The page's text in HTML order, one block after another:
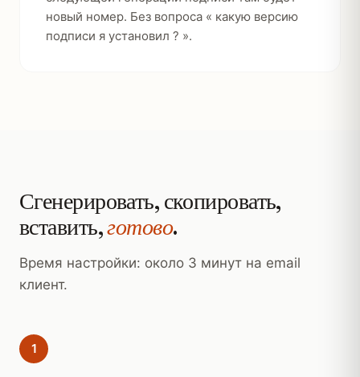
новый номер. Без вопроса « какую версию
подписи я установил ? ».
Сгенерировать, скопировать,
вставить,готово.
Время настройки: около 3 минут на email
клиент.
1